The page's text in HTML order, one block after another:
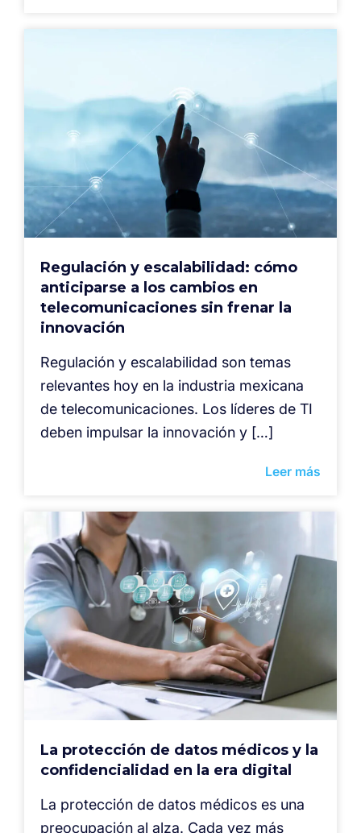
Regulación y escalabilidad: cómo
anticiparse a los cambios en
telecomunicaciones sin frenar la
innovación
Regulación y escalabilidad son temas
relevantes hoy en la industria mexicana
de telecomunicaciones. Los líderes de TI
deben impulsar la innovación y […]
Leer más
La protección de datos médicos y la
confidencialidad en la era digital
La protección de datos médicos es una
preocupación al alza. Cada vez más